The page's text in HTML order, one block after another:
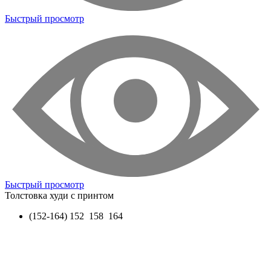
Быстрый просмотр
Быстрый просмотр
Толстовка худи с принтом
(152-164) 152 158 164